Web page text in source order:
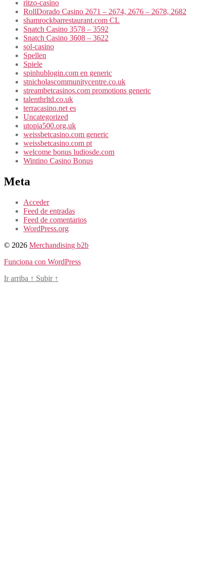
ritzo-casino
RollDorado Casino 2671 – 2674, 2676 – 2678, 2682
shamrockbarrestaurant.com CL
Snatch Casino 3578 – 3592
Snatch Casino 3608 – 3622
sol-casino
Spellen
Spiele
spinhublogin.com en generic
stnicholascommunitycentre.co.uk
streambetcasinos.com promotions generic
talenthrltd.co.uk
terracasino.net es
Uncategorized
utopia500.org.uk
weissbetcasino.com generic
weissbetcasino.com pt
welcome bonus ludiosde.com
Wintino Casino Bonus
Meta
Acceder
Feed de entradas
Feed de comentarios
WordPress.org
© 2026 Merchandising b2b
Funciona con WordPress
Ir arriba ↑ Subir ↑